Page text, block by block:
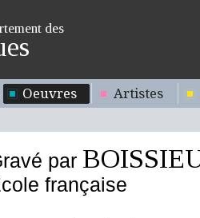
des
Oeuvres Artistes
par
française